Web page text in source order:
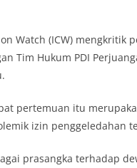
Watch (ICW) mengkritik
Tim Hukum PDI
pertemuan itu
izin penggeledahan
prasangka terhadap